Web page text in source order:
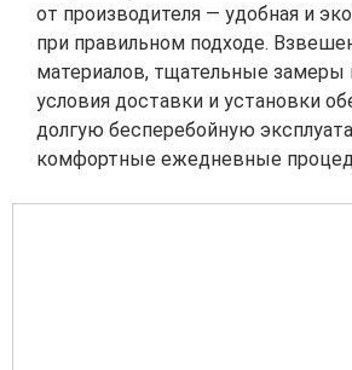
от производителя — удобная и
при правильном подходе.
материалов, тщательные замеры
условия доставки и установки
долгую бесперебойную
комфортные ежедневные